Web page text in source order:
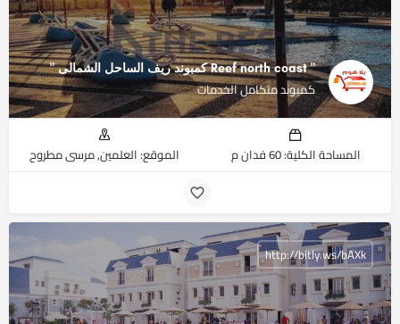
" Reef north coast كمبوند ريف الساحل الشمالى ‏"
كمبوند متكامل الخدمات
المساحة الكلية: 60 فدان م الموقع: العلمين, مرسى مطروح
http://bitly.ws/bAXk